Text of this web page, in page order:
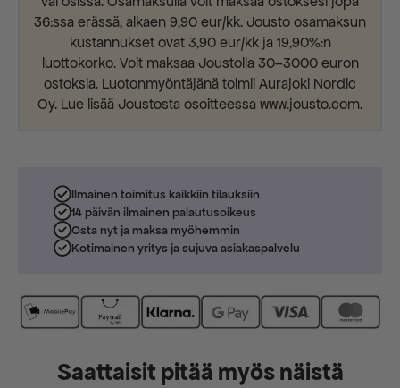
36:ssa erässä, alkaen 9,90 eur/kk. Jousto osamaksun
kustannukset ovat 3,90 eur/kk ja 19,90%:n
luottokorko. Voit maksaa Joustolla 30–3000 euron
ostoksia. Luotonmyöntäjänä toimii Aurajoki Nordic
Oy. Lue lisää Joustosta osoitteessa www.jousto.com.
Ilmainen toimitus kaikkiin tilauksiin
14 päivän ilmainen palautusoikeus
Osta nyt ja maksa myöhemmin
Kotimainen yritys ja sujuva asiakaspalvelu
Saattaisit pitää myös näistä